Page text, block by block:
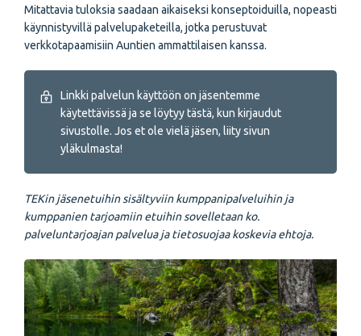
Mitattavia tuloksia saadaan aikaiseksi konseptoiduilla, nopeasti
käynnistyvillä palvelupaketeilla, jotka perustuvat
verkkotapaamisiin Auntien ammattilaisen kanssa.
Linkki palvelun käyttöön on jäsentemme
käytettävissä ja se löytyy tästä, kun kirjaudut
sivustolle. Jos et ole vielä jäsen, liity sivun
yläkulmasta!
TEKin jäsenetuihin sisältyviin kumppanipalveluihin ja
kumppanien tarjoamiin etuihin sovelletaan ko.
palveluntarjoajan palvelua ja tietosuojaa koskevia ehtoja.